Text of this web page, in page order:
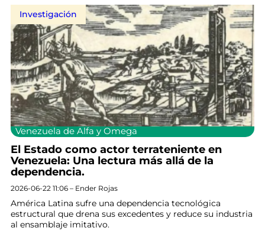
Investigación
Venezuela de Alfa y Omega
El Estado como actor terrateniente en
Venezuela: Una lectura más allá de la
dependencia.
2026-06-22 11:06 – Ender Rojas
América Latina sufre una dependencia tecnológica
estructural que drena sus excedentes y reduce su industria
al ensamblaje imitativo.